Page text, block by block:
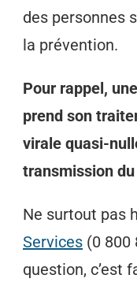
des personnes
la prévention.
Pour rappel,
prend son
virale quasi-
transmission
Ne surtout pas
Services (0 800
question, c’est